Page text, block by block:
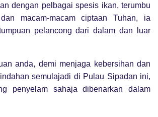
dengan pelbagai spesis ikan, terumbu
macam-macam ciptaan Tuhan, ia
pelancong dari dalam dan luar
anda, demi menjaga kebersihan dan
semulajadi di Pulau Sipadan ini,
penyelam sahaja dibenarkan dalam